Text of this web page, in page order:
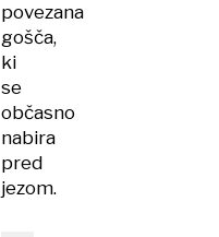
povezana
gošča,
ki
se
občasno
nabira
pred
jezom.